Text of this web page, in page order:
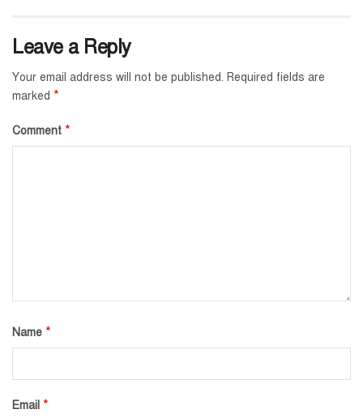
Leave a Reply
Your email address will not be published. Required fields are
marked *
Comment *
Name *
Email *